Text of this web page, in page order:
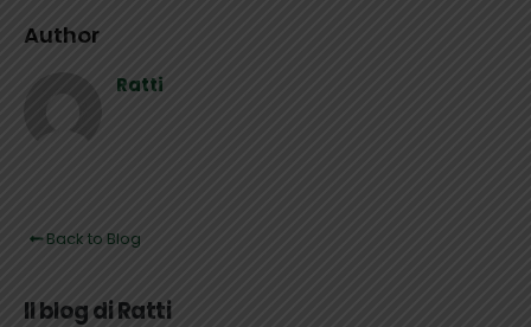
Author
Ratti
Back to Blog
Il blog di Ratti